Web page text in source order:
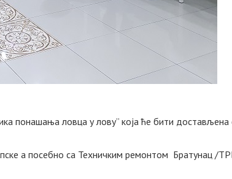
понашања ловца у лову” која ће бити достављена
а посебно са Техничким ремонтом Братунац /